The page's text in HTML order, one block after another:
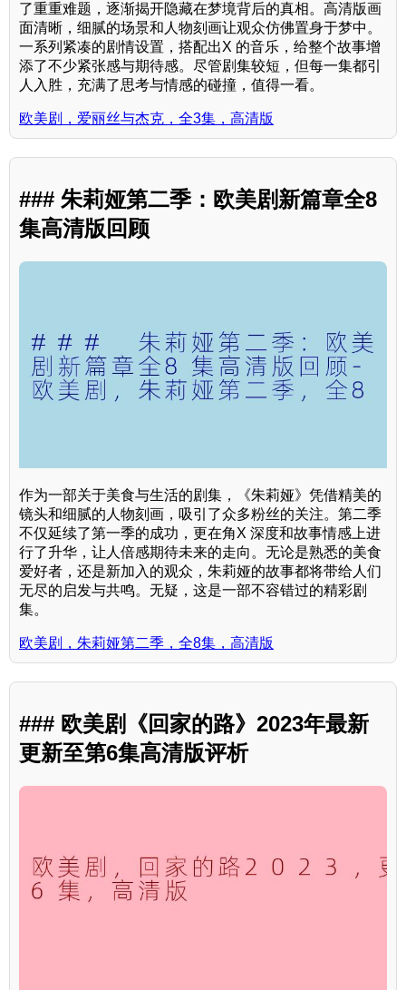
了重重难题，逐渐揭开隐藏在梦境背后的真相。高清版画
面清晰，细腻的场景和人物刻画让观众仿佛置身于梦中。
一系列紧凑的剧情设置，搭配出X 的音乐，给整个故事增
添了不少紧张感与期待感。尽管剧集较短，但每一集都引
人入胜，充满了思考与情感的碰撞，值得一看。
欧美剧，爱丽丝与杰克，全3集，高清版
### 朱莉娅第二季：欧美剧新篇章全8
集高清版回顾
作为一部关于美食与生活的剧集，《朱莉娅》凭借精美的
镜头和细腻的人物刻画，吸引了众多粉丝的关注。第二季
不仅延续了第一季的成功，更在角X 深度和故事情感上进
行了升华，让人倍感期待未来的走向。无论是熟悉的美食
爱好者，还是新加入的观众，朱莉娅的故事都将带给人们
无尽的启发与共鸣。无疑，这是一部不容错过的精彩剧
集。
欧美剧，朱莉娅第二季，全8集，高清版
### 欧美剧《回家的路》2023年最新
更新至第6集高清版评析